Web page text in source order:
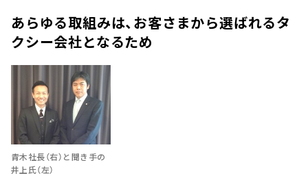
あらゆる取組みは、お客さまから選ばれるタ
クシー会社となるため
青木社長（右）と聞き手の
井上氏（左）